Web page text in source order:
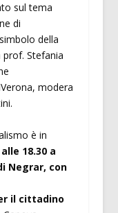
sul tema
di
della
Stefania
modera
è in
18.30 a
Negrar, con
il cittadino